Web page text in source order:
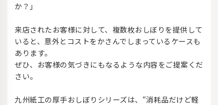
か？」
来店されたお客様に対して、複数枚おしぼりを提供して
いると、意外とコストをかさんでしまっているケースも
あります。
ぜひ、お客様の気づきにもなるような内容をご提案くだ
さい。
九州紙工の厚手おしぼりシリーズは、“消耗品だけど軽